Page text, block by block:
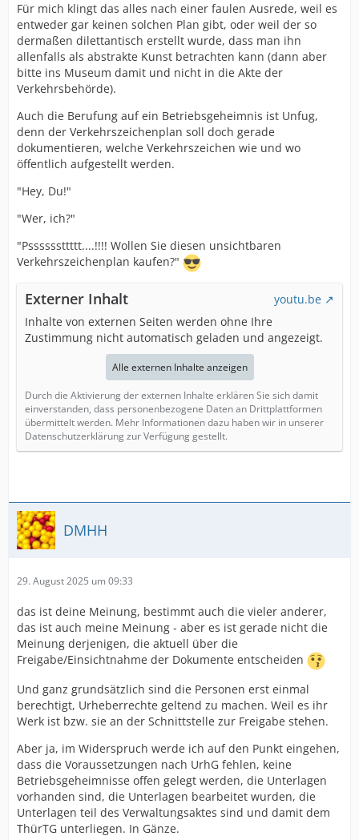
Für mich klingt das alles nach einer faulen Ausrede, weil es
entweder gar keinen solchen Plan gibt, oder weil der so
dermaßen dilettantisch erstellt wurde, dass man ihn
allenfalls als abstrakte Kunst betrachten kann (dann aber
bitte ins Museum damit und nicht in die Akte der
Verkehrsbehörde).
Auch die Berufung auf ein Betriebsgeheimnis ist Unfug,
denn der Verkehrszeichenplan soll doch gerade
dokumentieren, welche Verkehrszeichen wie und wo
öffentlich aufgestellt werden.
"Hey, Du!"
"Wer, ich?"
"Pssssssttttt....!!!! Wollen Sie diesen unsichtbaren
Verkehrszeichenplan kaufen?"
Externer Inhalt
youtu.be
Inhalte von externen Seiten werden ohne Ihre
Zustimmung nicht automatisch geladen und angezeigt.
Alle externen Inhalte anzeigen
Durch die Aktivierung der externen Inhalte erklären Sie sich damit
einverstanden, dass personenbezogene Daten an Drittplattformen
übermittelt werden. Mehr Informationen dazu haben wir in unserer
Datenschutzerklärung zur Verfügung gestellt.
DMHH
29. August 2025 um 09:33
das ist deine Meinung, bestimmt auch die vieler anderer,
das ist auch meine Meinung - aber es ist gerade nicht die
Meinung derjenigen, die aktuell über die
Freigabe/Einsichtnahme der Dokumente entscheiden
Und ganz grundsätzlich sind die Personen erst einmal
berechtigt, Urheberrechte geltend zu machen. Weil es ihr
Werk ist bzw. sie an der Schnittstelle zur Freigabe stehen.
Aber ja, im Widerspruch werde ich auf den Punkt eingehen,
dass die Voraussetzungen nach UrhG fehlen, keine
Betriebsgeheimnisse offen gelegt werden, die Unterlagen
vorhanden sind, die Unterlagen bearbeitet wurden, die
Unterlagen teil des Verwaltungsaktes sind und damit dem
ThürTG unterliegen. In Gänze.